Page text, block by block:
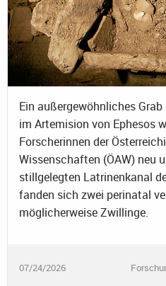
Ein außergewöhnliches
im Artemision von Ephesos
Forscherinnen der
Wissenschaften (ÖAW) neu
stillgelegten Latrinenkanal
fanden sich zwei perinatal
möglicherweise Zwillinge.
07/24/2026